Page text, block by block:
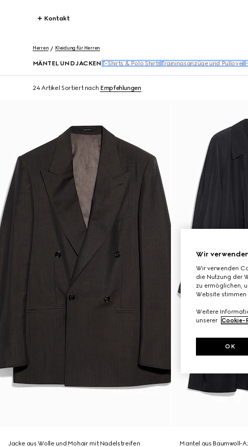
Kontakt
Herren Kleidung für Herren
MÄNTEL UND JACKEN T-Shirts & Polo Shirts Trainingsanzüge und Pullover
24 Artikel Sortiert nach Empfehlungen
Jacke aus Wolle und Mohair mit Nadelstreifen
Mantel aus Baumwoll-
Wir
Wir verwenden
die Nutzung der
zu ermöglichen,
Website stimmen
Weitere
unserer Cookie-
OK